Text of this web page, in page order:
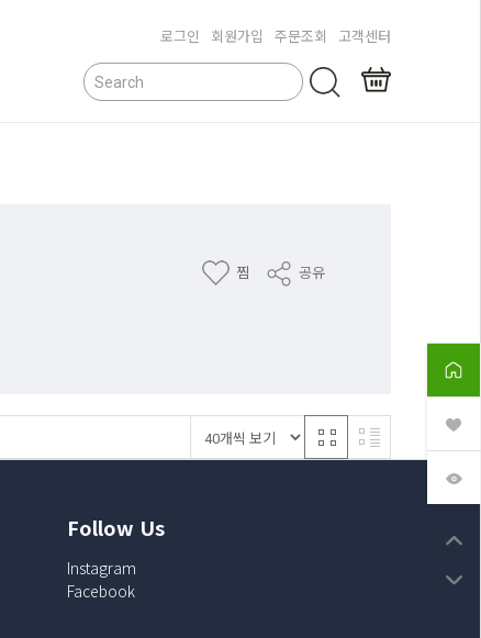
로그인 회원가입 주문조회 고객센터
찜 공유
Follow Us
Instagram
Facebook